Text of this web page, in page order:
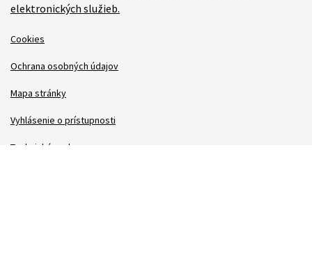
elektronických služieb.
Cookies
Ochrana osobných údajov
Mapa stránky
Vyhlásenie o prístupnosti
Technická podpora